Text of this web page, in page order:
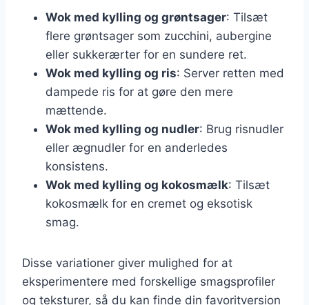
Wok med kylling og grøntsager: Tilsæt
flere grøntsager som zucchini, aubergine
eller sukkerærter for en sundere ret.
Wok med kylling og ris: Server retten med
dampede ris for at gøre den mere
mættende.
Wok med kylling og nudler: Brug risnudler
eller ægnudler for en anderledes
konsistens.
Wok med kylling og kokosmælk: Tilsæt
kokosmælk for en cremet og eksotisk
smag.
Disse variationer giver mulighed for at
eksperimentere med forskellige smagsprofiler
og teksturer, så du kan finde din favoritversion